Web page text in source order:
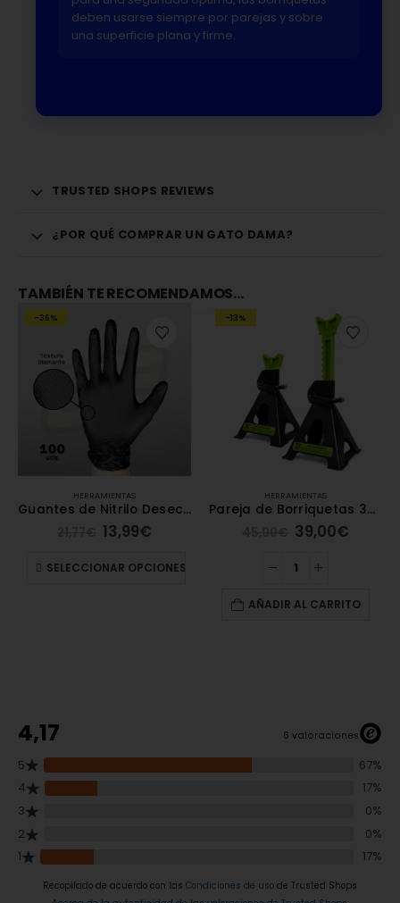
deben usarse siempre por parejas y sobre
una superficie plana y firme.
TRUSTED SHOPS REVIEWS
¿POR QUÉ COMPRAR UN GATO DAMA?
TAMBIÉN TE RECOMENDAMOS…
-36%
HERRAMIENTAS
Guantes de Nitrilo Desechables Negros 100 Unidades Grosor 7,0MIL Textura Diamantada [JBM]
13,99€
SELECCIONAR OPCIONES
-13%
HERRAMIENTAS
Pareja de Borriquetas 3T [JBM]
39,00€
AÑADIR AL CARRITO